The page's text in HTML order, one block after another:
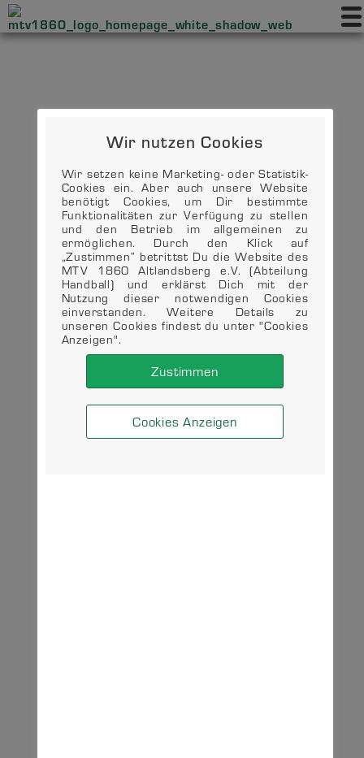
Wir nutzen Cookies
Wir setzen keine Marketing- oder Statistik-
Cookies ein. Aber auch unsere Website
benötigt Cookies, um Dir bestimmte
Funktionalitäten zur Verfügung zu stellen
und den Betrieb im allgemeinen zu
ermöglichen. Durch den Klick auf
„Zustimmen“ betrittst Du die Website des
MTV 1860 Altlandsberg e.V. (Abteilung
Handball) und erklärst Dich mit der
Nutzung dieser notwendigen Cookies
einverstanden. Weitere Details zu
unseren Cookies findest du unter "Cookies
Anzeigen".
Cookies Anzeigen
Zustimmen